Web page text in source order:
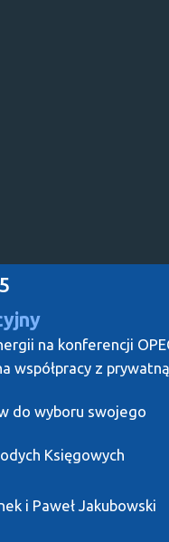
na konferencji
współpracy z prywatną
do wyboru swojego
Księgowych
i Paweł Jakubowski